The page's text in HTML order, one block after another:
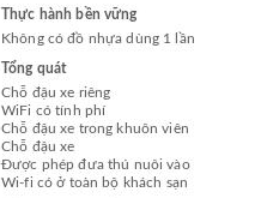
Thực hành bền vững
Không có đồ nhựa dùng 1 lần
Tổng quát
Chỗ đậu xe riêng
WiFi có tính phí
Chỗ đậu xe trong khuôn viên
Chỗ đậu xe
Được phép đưa thú nuôi vào
Wi-fi có ở toàn bộ khách sạn